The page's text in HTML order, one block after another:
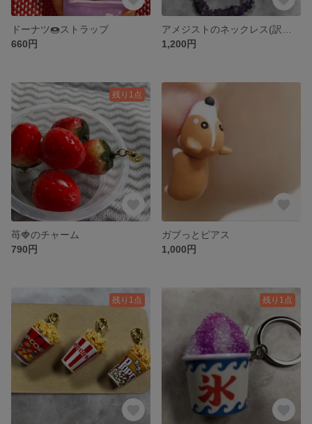
ドーナツ🍩ストラップ
660円
1,200円
残り1点
苺🍓のチャーム
790円
ガブっとピアス
1,000円
残り1点 残り1点